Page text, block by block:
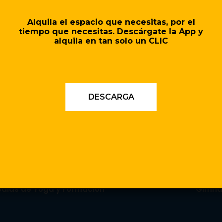
de dinero,
utilizando se puede alquilar
para ti.
espacio que necesites, pagando
de Yoga y Formación
Alquila el espacio que necesitas, por el
tiempo que necesitas. Descárgate la App y
alquila en tan solo un CLIC
DESCARGA